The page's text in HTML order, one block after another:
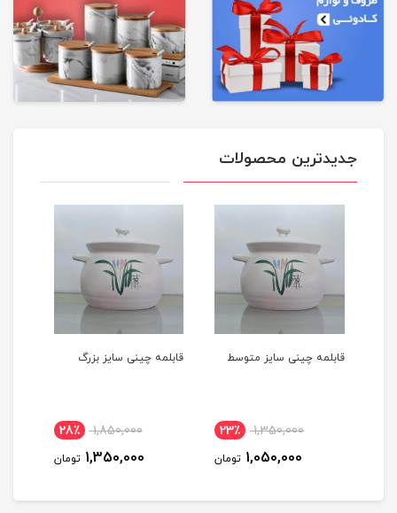
جدیدترین محصولات
قابلمه چینی سایز متوسط
1,350,000 23٪
1,050,000 تومان
قابلمه چینی سایز بزرگ
1,850,000 28٪
1,350,000 تومان